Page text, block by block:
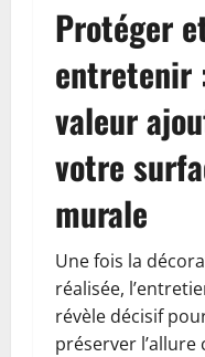
Protéger
entretenir
valeur
votre
murale
Une fois la
réalisée,
révèle décisif
préserver l’allure